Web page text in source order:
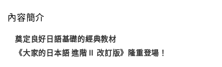
內容簡介
奠定良好日語基礎的經典教材
《大家的日本語 進階Ⅱ 改訂版》隆重登場！